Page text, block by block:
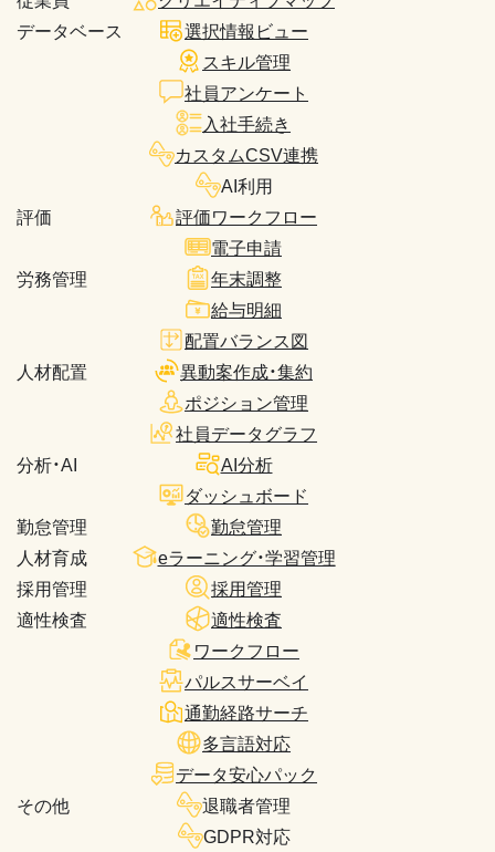
データベース
選択情報ビュー
スキル管理
社員アンケート
入社手続き
カスタムCSV連携
AI利用
評価
評価ワークフロー
労務管理
電子申請
年末調整
給与明細
人材配置
配置バランス図
異動案作成・集約
ポジション管理
分析・AI
社員データグラフ
AI分析
ダッシュボード
勤怠管理
勤怠管理
人材育成
eラーニング・学習管理
採用管理
採用管理
適性検査
適性検査
その他
ワークフロー
パルスサーベイ
通勤経路サーチ
多言語対応
データ安心パック
退職者管理
GDPR対応